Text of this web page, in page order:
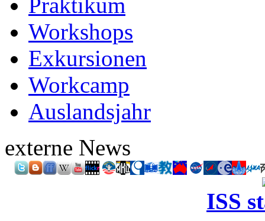
Praktikum
Workshops
Exkursionen
Workcamp
Auslandsjahr
externe News
ISS